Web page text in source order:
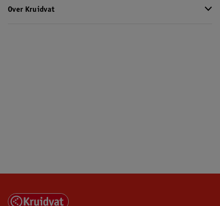
Over Kruidvat